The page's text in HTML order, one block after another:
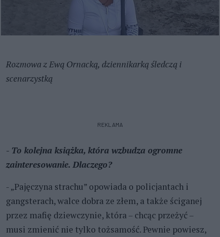
Rozmowa z Ewą Ornacką, dziennikarką śledczą i
scenarzystką
REKLAMA
- To kolejna książka, która wzbudza ogromne
zainteresowanie. Dlaczego?
- „Pajęczyna strachu” opowiada o policjantach i
gangsterach, walce dobra ze złem, a także ściganej
przez mafię dziewczynie, która – chcąc przeżyć –
musi zmienić nie tylko tożsamość. Pewnie powiesz,